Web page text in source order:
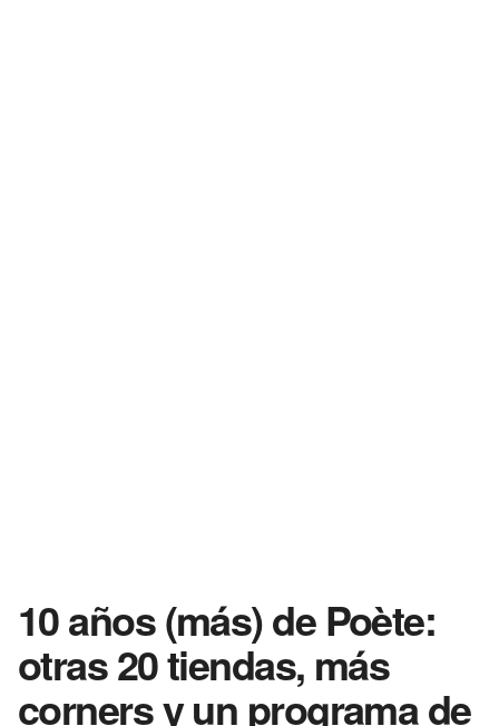
10 años (más) de Poète:
otras 20 tiendas, más
corners y un programa de